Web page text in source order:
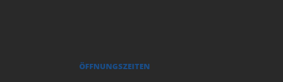
ÖFFNUNGSZEITEN